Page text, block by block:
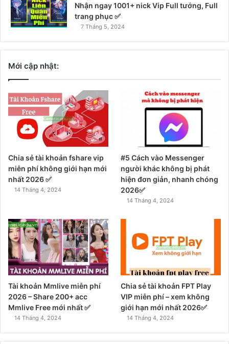
Nhận ngay 1001+ nick Vip Full tướng, Full
trang phục ✅
7 Tháng 5, 2024
Mới cập nhật:
Chia sẻ tài khoản fshare vip
miễn phí không giới hạn mới
nhất 2026 ✅
14 Tháng 4, 2024
#5 Cách vào Messenger
người khác không bị phát
hiện đơn giản, nhanh chóng
2026✅
14 Tháng 4, 2024
Tài khoản Mmlive miễn phí
2026 – Share 200+ acc
Mmlive Free mới nhất ✅
14 Tháng 4, 2024
Chia sẻ tài khoản FPT Play
VIP miễn phí – xem không
giới hạn mới nhất 2026✅
14 Tháng 4, 2024